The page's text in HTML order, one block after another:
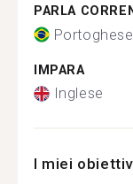
PARLA
Portoghese
IMPARA
Inglese
I miei